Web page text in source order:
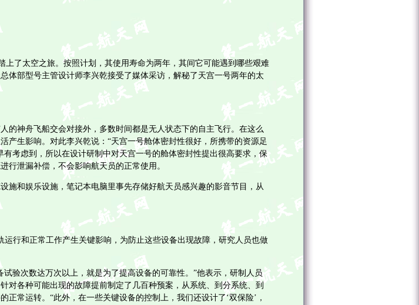
了太空之旅。按照计划，其使用寿命为两年，其间它可能遇到哪些艰难
体部型号主管设计师李兴乾接受了媒体采访，解秘了天宫一号两年的太
神舟飞船交会对接外，多数时间都是无人状态下的自主飞行。在这么
产生影响。对此李兴乾说：“天宫一号舱体密封性很好，所携带的资源足
考虑到，所以在设计研制中对天宫一号的舱体密封性提出很高要求，保
行泄漏补偿，不会影响航天员的正常使用。
和娱乐设施，笔记本电脑里事先存储好航天员感兴趣的影音节目，从
和正常工作产生关键影响，为防止这些设备出现故障，研究人员也做
次数达万次以上，就是为了提高设备的可靠性。”他表示，研制人员
对各种可能出现的故障提前制定了几百种预案，从系统、到分系统、到
常运转。“此外，在一些关键设备的控制上，我们还设计了‘双保险’，